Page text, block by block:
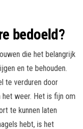
bedoeld?
die het belangrijk
en te behouden.
te verduren door
weer. Het is fijn om
te kunnen laten
hebt, is het